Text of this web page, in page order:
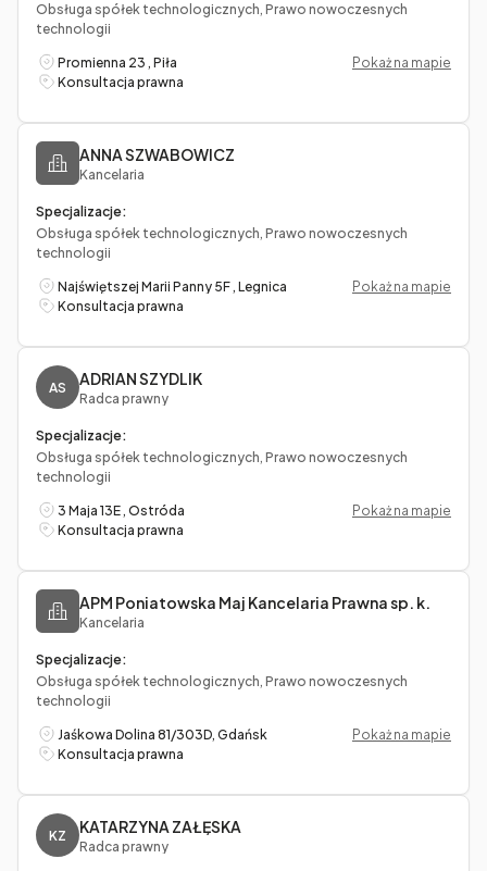
Obsługa spółek technologicznych, Prawo nowoczesnych
technologii
Promienna 23 , Piła
Pokaż na mapie
Konsultacja prawna
ANNA SZWABOWICZ
Kancelaria
Specjalizacje:
Obsługa spółek technologicznych, Prawo nowoczesnych
technologii
Najświętszej Marii Panny 5F , Legnica
Pokaż na mapie
Konsultacja prawna
AS ADRIAN SZYDLIK
Radca prawny
Specjalizacje:
Obsługa spółek technologicznych, Prawo nowoczesnych
technologii
3 Maja 13E , Ostróda
Pokaż na mapie
Konsultacja prawna
APM Poniatowska Maj Kancelaria Prawna sp. k.
Kancelaria
Specjalizacje:
Obsługa spółek technologicznych, Prawo nowoczesnych
technologii
Jaśkowa Dolina 81/303D, Gdańsk
Pokaż na mapie
Konsultacja prawna
KZ KATARZYNA ZAŁĘSKA
Radca prawny